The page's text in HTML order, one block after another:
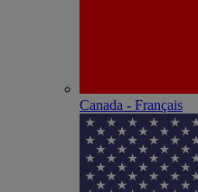
Canada - Français